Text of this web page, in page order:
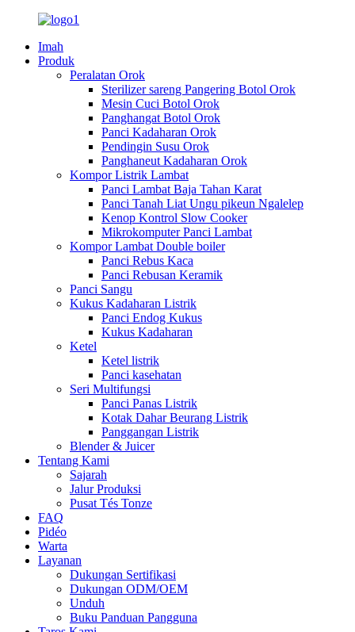
Imah
Produk
Peralatan Orok
Sterilizer sareng Pangering Botol Orok
Mesin Cuci Botol Orok
Panghangat Botol Orok
Panci Kadaharan Orok
Pendingin Susu Orok
Panghaneut Kadaharan Orok
Kompor Listrik Lambat
Panci Lambat Baja Tahan Karat
Panci Tanah Liat Ungu pikeun Ngalelep
Kenop Kontrol Slow Cooker
Mikrokomputer Panci Lambat
Kompor Lambat Double boiler
Panci Rebus Kaca
Panci Rebusan Keramik
Panci Sangu
Kukus Kadaharan Listrik
Panci Endog Kukus
Kukus Kadaharan
Ketel
Ketel listrik
Panci kasehatan
Seri Multifungsi
Panci Panas Listrik
Kotak Dahar Beurang Listrik
Panggangan Listrik
Blender & Juicer
Tentang Kami
Sajarah
Jalur Produksi
Pusat Tés Tonze
FAQ
Pidéo
Warta
Layanan
Dukungan Sertifikasi
Dukungan ODM/OEM
Unduh
Buku Panduan Pangguna